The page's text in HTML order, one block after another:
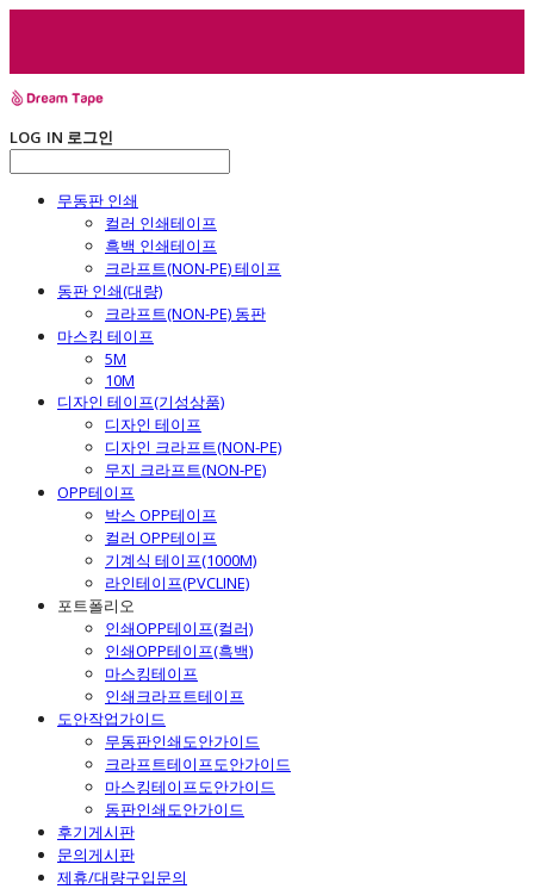
LOG IN 로그인
무동판 인쇄
컬러 인쇄테이프
흑백 인쇄테이프
크라프트(NON-PE) 테이프
동판 인쇄(대량)
크라프트(NON-PE) 동판
마스킹 테이프
5M
10M
디자인 테이프(기성상품)
디자인 테이프
디자인 크라프트(NON-PE)
무지 크라프트(NON-PE)
OPP테이프
박스 OPP테이프
컬러 OPP테이프
기계식 테이프(1000M)
라인테이프(PVCLINE)
포트폴리오
인쇄OPP테이프(컬러)
인쇄OPP테이프(흑백)
마스킹테이프
인쇄크라프트테이프
도안작업가이드
무동판인쇄도안가이드
크라프트테이프도안가이드
마스킹테이프도안가이드
동판인쇄도안가이드
후기게시판
문의게시판
제휴/대량구입문의